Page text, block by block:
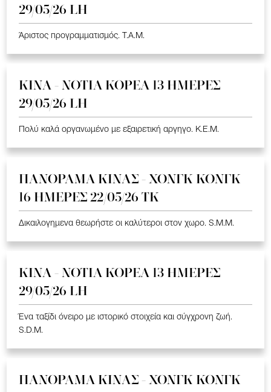
29/05/26 LH
Άριστος προγραμματισμός. T.A.M.
ΚΙΝΑ - ΝΟΤΙΑ ΚΟΡΕΑ 13 ΗΜΕΡΕΣ
29/05/26 LH
Πολύ καλά οργανωμένο με εξαιρετική αργηγο. K.E.M.
ΠΑΝΟΡΑΜΑ ΚΙΝΑΣ - ΧΟΝΓΚ ΚΟΝΓΚ
16 ΗΜΕΡΕΣ 22/05/26 TK
Δικαιλογημενα θεωρήστε οι καλύτεροι στον χωρο. S.M.M.
ΚΙΝΑ - ΝΟΤΙΑ ΚΟΡΕΑ 13 ΗΜΕΡΕΣ
29/05/26 LH
Ένα ταξίδι όνειρο με ιστορικό στοιχεία και σύγχρονη ζωή.
S.D.M.
ΠΑΝΟΡΑΜΑ ΚΙΝΑΣ - ΧΟΝΓΚ ΚΟΝΓΚ